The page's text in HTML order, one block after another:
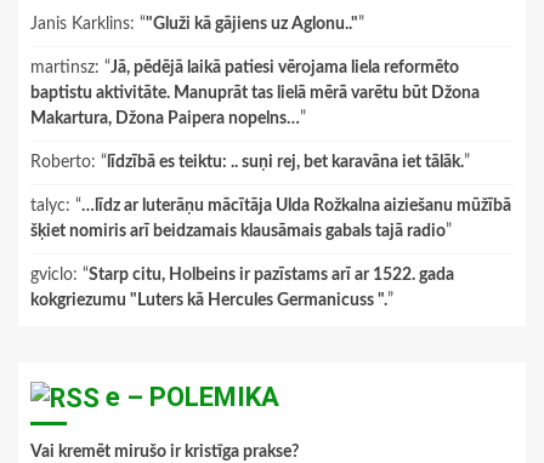
Janis Karklins: “"Gluži kā gājiens uz Aglonu.."”
martinsz: “Jā, pēdējā laikā patiesi vērojama liela reformēto
baptistu aktivitāte. Manuprāt tas lielā mērā varētu būt Džona
Makartura, Džona Paipera nopelns…”
Roberto: “ līdzībā es teiktu: .. suņi rej, bet karavāna iet tālāk.”
talyc: “…līdz ar luterāņu mācītāja Ulda Rožkalna aiziešanu mūžībā
šķiet nomiris arī beidzamais klausāmais gabals tajā radio”
gviclo: “Starp citu, Holbeins ir pazīstams arī ar 1522. gada
kokgriezumu "Luters kā Hercules Germanicuss ".”
e – POLEMIKA
Vai kremēt mirušo ir kristīga prakse?